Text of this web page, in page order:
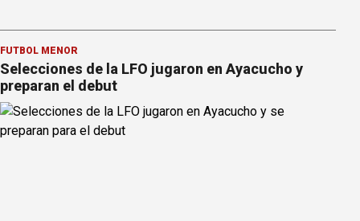
FÚTBOL MENOR
Selecciones de la LFO jugaron en Ayacucho y
preparan el debut